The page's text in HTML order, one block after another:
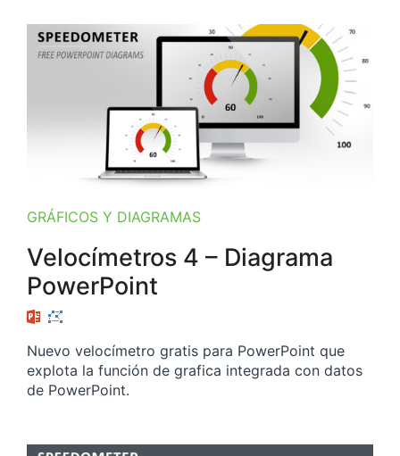
GRÁFICOS Y DIAGRAMAS
Velocímetros 4 – Diagrama
PowerPoint
Nuevo velocímetro gratis para PowerPoint que
explota la función de grafica integrada con datos
de PowerPoint.